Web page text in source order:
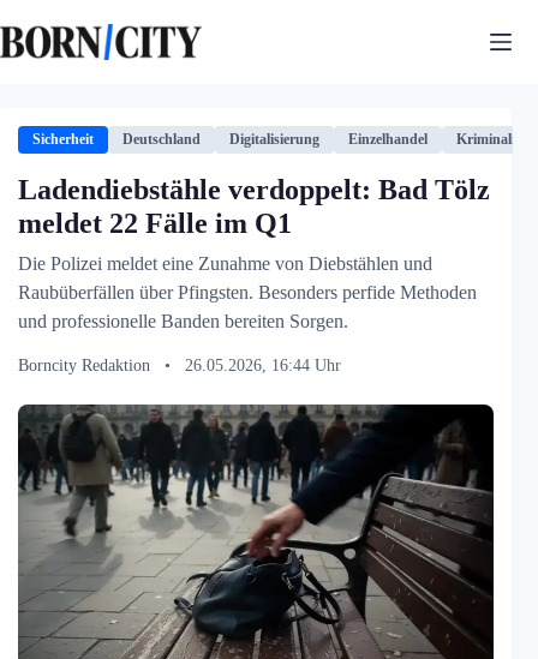
Inhalt
springen
Sicherheit Deutschland Digitalisierung Einzelhandel Kriminalität
Ladendiebstähle verdoppelt: Bad Tölz
meldet 22 Fälle im Q1
Die Polizei meldet eine Zunahme von Diebstählen und
Raubüberfällen über Pfingsten. Besonders perfide Methoden
und professionelle Banden bereiten Sorgen.
Borncity Redaktion • 26.05.2026, 16:44 Uhr